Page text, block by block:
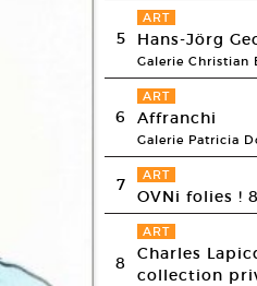
5
ART
Hans-Jörg
Galerie Christian
6
ART
Affranchi
Galerie Patricia
7 ART
OVNi folies !
8
ART
Charles
collection